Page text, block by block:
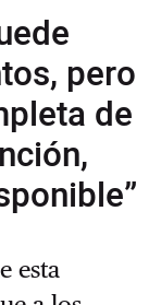
pero
de
esta